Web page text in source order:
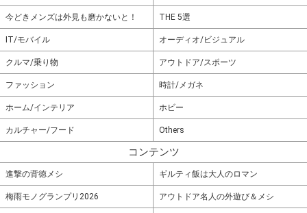
今どきメンズは外見も磨かないと！ THE 5選
IT/モバイル オーディオ/ビジュアル
クルマ/乗り物 アウトドア/スポーツ
ファッション 時計/メガネ
ホーム/インテリア ホビー
カルチャー/フード Others
コンテンツ
進撃の背徳メシ ギルティ飯は大人のロマン
梅雨モノグランプリ2026 アウトドア名人の外遊び＆メシ